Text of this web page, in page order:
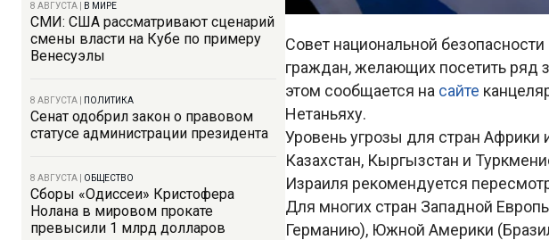
8 АВГУСТА В МИРЕ
СМИ: США рассматривают сценарий
смены власти на Кубе по примеру
Венесуэлы
8 АВГУСТА ПОЛИТИКА
Сенат одобрил закон о правовом
статусе администрации президента
8 АВГУСТА ОБЩЕСТВО
Сборы «Одиссеи» Кристофера
Нолана в мировом прокате
превысили 1 млрд долларов
Совет национальной
граждан, желающих посетить ряд
этом сообщается на сайте
Нетаньяху.
Уровень угрозы для стран Африки
Казахстан, Кыргызстан и
Израиля рекомендуется
Для многих стран Западной
Германию), Южной Америки